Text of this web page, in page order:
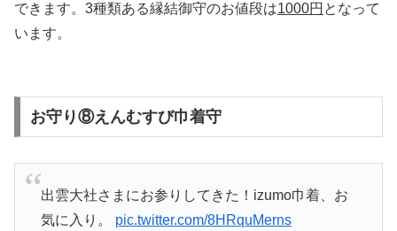
できます。3種類ある縁結御守のお値段は1000円 となって
います。
お守り⑧えんむすび巾着守
出雲大社さまにお参りしてきた！izumo巾着、お
気に入り。 pic.twitter.com/8HRquMerns